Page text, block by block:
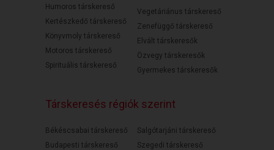
Humoros társkereső
Kertészkedő társkereső
Könyvmoly társkereső
Motoros társkereső
Spirituális társkereső
Vegetáriánus társkereső
Zenefüggő társkereső
Elvált társkeresők
Özvegy társkeresők
Gyermekes társkeresők
Társkeresés régiók szerint
Békéscsabai társkereső
Budapesti társkereső
Salgótarjáni társkereső
Szegedi társkereső